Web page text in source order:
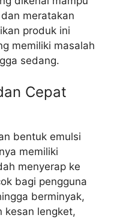
meratakan
produk ini
memiliki masalah
sedang.
Cepat
bentuk emulsi
memiliki
menyerap ke
bagi pengguna
berminyak,
kesan lengket,